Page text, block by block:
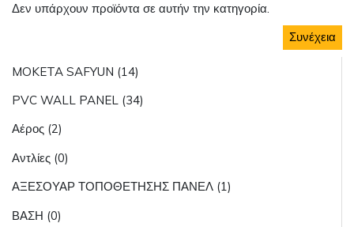
MOKETA SAFYUN (14)
PVC WALL PANEL (34)
Αέρος (2)
Αντλίες (0)
ΑΞΕΣΟΥΑΡ ΤΟΠΟΘΕΤΗΣΗΣ ΠΑΝΕΛ (1)
ΒΑΣΗ (0)
Δεν υπάρχουν προϊόντα σε αυτήν την κατηγορία.
Συνέχεια